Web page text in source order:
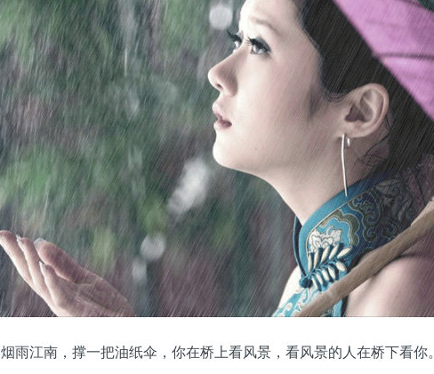
烟雨江南，撑一把油纸伞，你在桥上看风景，看风景的人在桥下看你。